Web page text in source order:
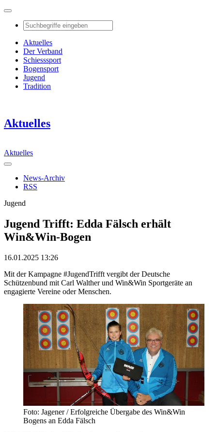
Aktuelles
Der Verband
Schiesssport
Bogensport
Jugend
Tradition
Aktuelles
Aktuelles
News-Archiv
RSS
Jugend
Jugend Trifft: Edda Fälsch erhält
Win&Win-Bogen
16.01.2025 13:26
Mit der Kampagne #JugendTrifft vergibt der Deutsche
Schützenbund mit Carl Walther und Win&Win Sportgeräte an
engagierte Vereine oder Menschen.
Foto: Jagener / Erfolgreiche Übergabe des Win&Win
Bogens an Edda Fälsch